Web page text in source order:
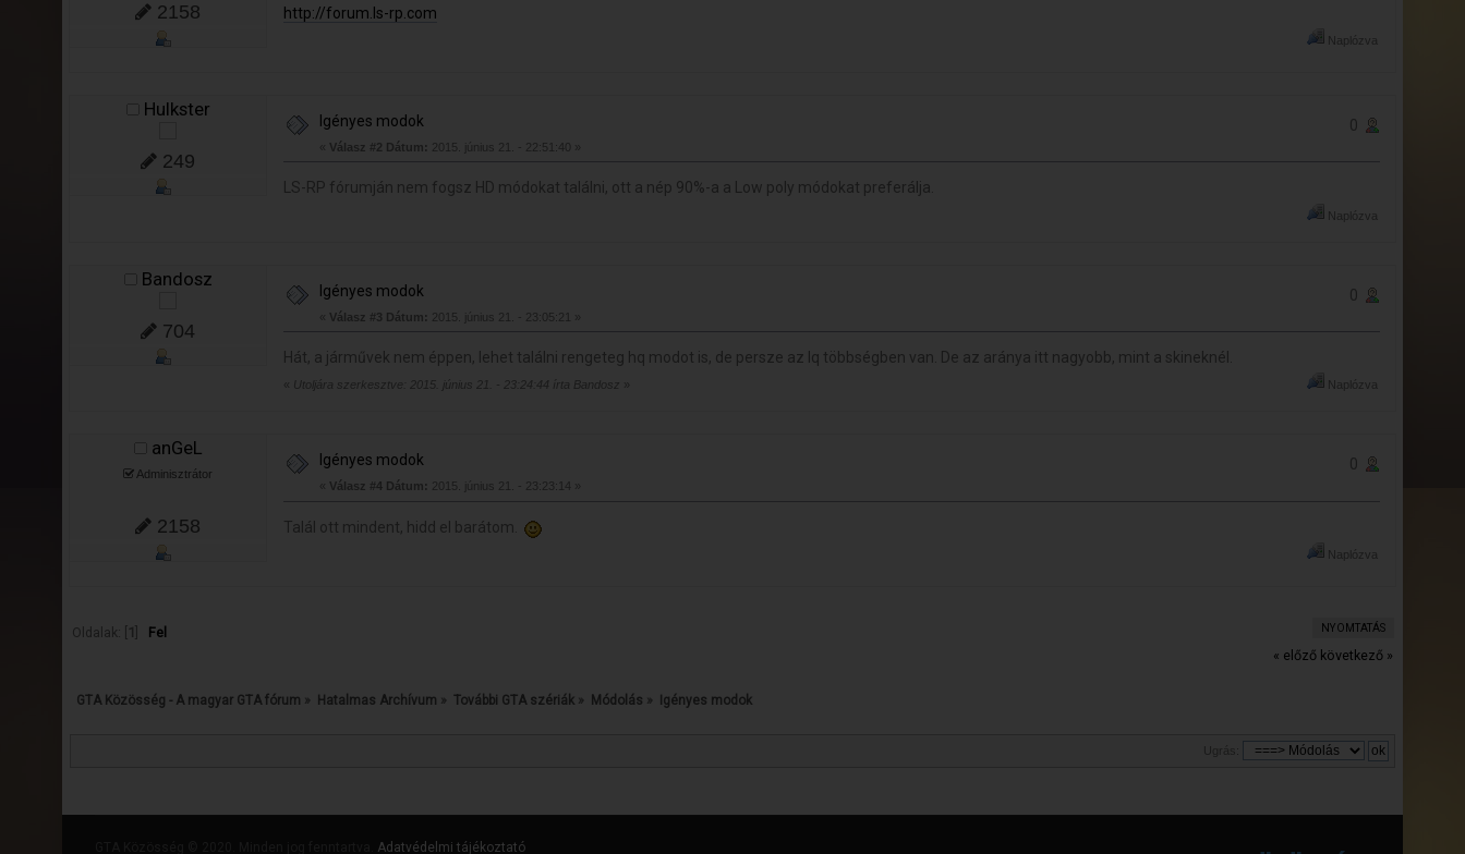
2158 http://forum.ls-rp.com
Naplózva
Hulkster
249
Igényes modok
« Válasz #2 Dátum: 2015. június 21. - 22:51:40 »
0
LS-RP fórumján nem fogsz HD módokat találni, ott a nép 90%-a a Low poly módokat preferálja.
Naplózva
Bandosz
704
Igényes modok
« Válasz #3 Dátum: 2015. június 21. - 23:05:21 »
0
Hát, a járművek nem éppen, lehet találni rengeteg hq modot is, de persze az lq többségben van. De az aránya itt nagyobb, mint a skineknél.
« Utoljára szerkesztve: 2015. június 21. - 23:24:44 írta Bandosz » Naplózva
anGeL
Adminisztrátor
2158
Igényes modok
« Válasz #4 Dátum: 2015. június 21. - 23:23:14 »
0
Talál ott mindent, hidd el barátom.
Naplózva
NYOMTATÁS
Oldalak: [1
Fel
« előző következő »
GTA Közösség - A magyar GTA fórum » Hatalmas Archívum » További GTA szériák» Módolás » Igényes modok
Ugrás:
Adatvédelmi tájékoztató